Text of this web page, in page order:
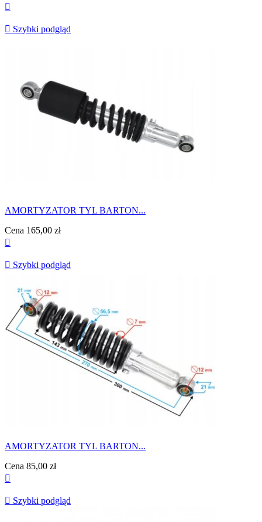

 Szybki podgląd
AMORTYZATOR TYL BARTON...
Cena 165,00 zł

 Szybki podgląd
AMORTYZATOR TYL BARTON...
Cena 85,00 zł

 Szybki podgląd